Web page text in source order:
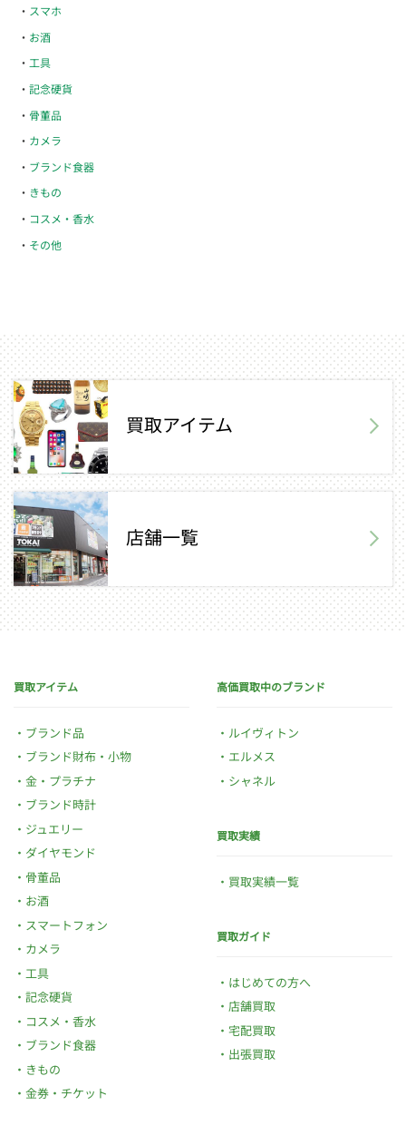
スマホ
お酒
工具
記念硬貨
骨董品
カメラ
ブランド食器
きもの
コスメ・香水
その他
買取アイテム
店舗一覧
買取アイテム
ブランド品
ブランド財布・小物
金・プラチナ
ブランド時計
ジュエリー
ダイヤモンド
骨董品
お酒
スマートフォン
カメラ
工具
記念硬貨
コスメ・香水
ブランド食器
きもの
金券・チケット
高価買取中のブランド
ルイヴィトン
エルメス
シャネル
買取実績
買取実績一覧
買取ガイド
はじめての方へ
店舗買取
宅配買取
出張買取